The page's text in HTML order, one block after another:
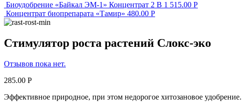
Биоудобрение «Байкал ЭМ-1» Концентрат 2 В 1 515.00 Р
Концентрат биопрепарата «Тамир» 480.00 Р
Стимулятор роста растений Слокс-эко
Отзывов пока нет.
285.00 Р
Эффективное природное, при этом недорогое хитозановое